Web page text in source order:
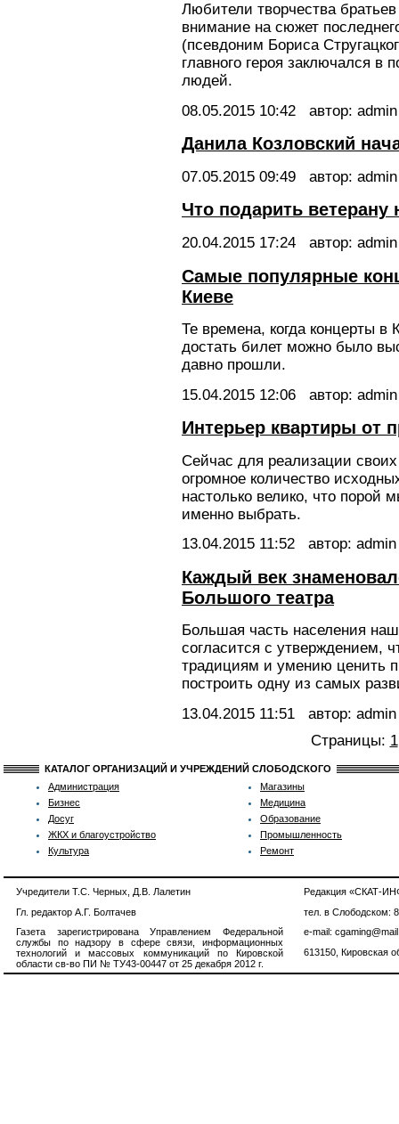
Любители творчества
внимание на сюжет
(псевдоним Бориса
главного героя заключался в
людей.
08.05.2015 10:42 автор: admin
Данила Козловский
07.05.2015 09:49 автор: admin
Что подарить ветерану
20.04.2015 17:24 автор: admin
Самые популярные
Киеве
Те времена, когда концерты
достать билет можно было
давно прошли.
15.04.2015 12:06 автор: admin
Интерьер квартиры от
Сейчас для реализации
огромное количество
настолько велико, что порой
именно выбрать.
13.04.2015 11:52 автор: admin
Каждый век
Большого театра
Большая часть населения
согласится с утверждением,
традициям и умению ценить
построить одну из самых
13.04.2015 11:51
автор: admin
Страницы: 1
КАТАЛОГ ОРГАНИЗАЦИЙ И УЧРЕЖДЕНИЙ СЛОБОДСКОГО
Администрация
Бизнес
Досуг
ЖКХ и благоустройство
Культура
Магазины
Медицина
Образование
Промышленность
Ремонт
Учредители Т.С. Черных, Д.В. Лалетин
Гл. редактор А.Г. Болтачев
Газета зарегистрирована Управлением Федеральной
службы по надзору в сфере связи, информационных
технологий и массовых коммуникаций по Кировской
области св-во ПИ № ТУ43-00447 от 25 декабря 2012 г.
Редакция «СКАТ-
тел. в Слободском:
e-mail:
613150, Кировская